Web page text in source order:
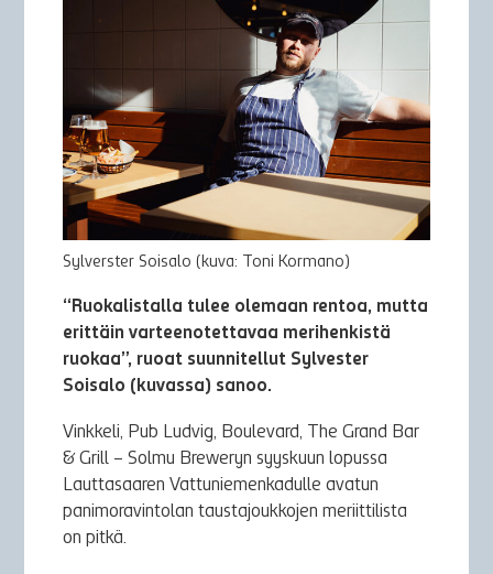
Sylverster Soisalo (kuva: Toni Kormano)
“Ruokalistalla tulee olemaan rentoa, mutta
erittäin varteenotettavaa merihenkistä
ruokaa”, ruoat suunnitellut Sylvester
Soisalo (kuvassa) sanoo.
Vinkkeli, Pub Ludvig, Boulevard, The Grand Bar
& Grill – Solmu Breweryn syyskuun lopussa
Lauttasaaren Vattuniemenkadulle avatun
panimoravintolan taustajoukkojen meriittilista
on pitkä.